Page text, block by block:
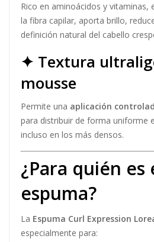
Rico en aminoácidos y
la fibra capilar, aporta brillo,
definición natural del cabello
✦ Textura
mousse
Permite una aplicación
para distribuir de forma uniforme
incluso en los más densos.
¿Para quién es
espuma?
La Espuma Curl Expression
especialmente para: